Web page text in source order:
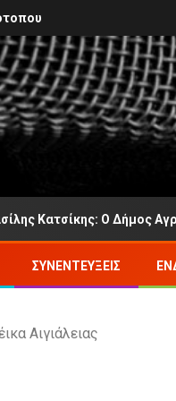
Ο Δήμος Αγράφων
ΣΥΝΕΝΤΕΎΞΕΙΣ
Αιγιάλειας